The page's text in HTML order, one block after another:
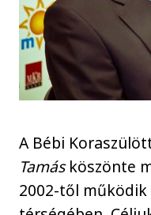
A Bébi
Tamásköszönte
2002-től működik